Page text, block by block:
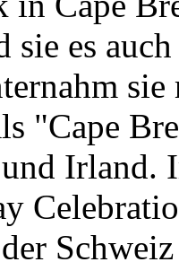
es
"Cape
Irland.